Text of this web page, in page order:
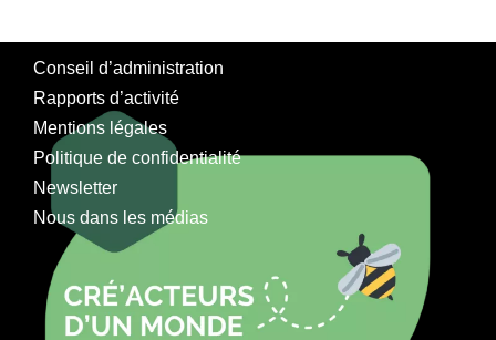
Conseil d’administration
Rapports d’activité
Mentions légales
Politique de confidentialité
Newsletter
Nous dans les médias